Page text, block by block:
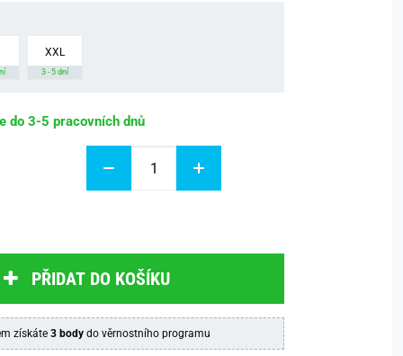
XXL
3 - 5 dní
do 3-5 pracovních dnů
PŘIDAT DO KOŠÍKU
získáte 3 bodydo věrnostního programu